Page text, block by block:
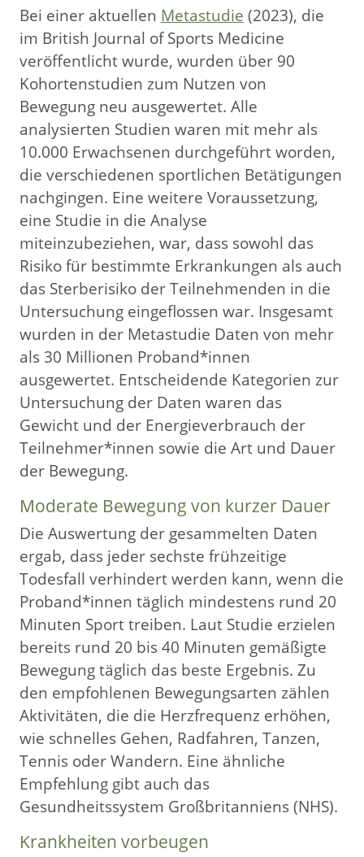
Bei einer aktuellen Metastudie (2023), die
im British Journal of Sports Medicine
veröffentlicht wurde, wurden über 90
Kohortenstudien zum Nutzen von
Bewegung neu ausgewertet. Alle
analysierten Studien waren mit mehr als
10.000 Erwachsenen durchgeführt worden,
die verschiedenen sportlichen Betätigungen
nachgingen. Eine weitere Voraussetzung,
eine Studie in die Analyse
miteinzubeziehen, war, dass sowohl das
Risiko für bestimmte Erkrankungen als auch
das Sterberisiko der Teilnehmenden in die
Untersuchung eingeflossen war. Insgesamt
wurden in der Metastudie Daten von mehr
als 30 Millionen Proband*innen
ausgewertet. Entscheidende Kategorien zur
Untersuchung der Daten waren das
Gewicht und der Energieverbrauch der
Teilnehmer*innen sowie die Art und Dauer
der Bewegung.
Moderate Bewegung von kurzer Dauer
Die Auswertung der gesammelten Daten
ergab, dass jeder sechste frühzeitige
Todesfall verhindert werden kann, wenn die
Proband*innen täglich mindestens rund 20
Minuten Sport treiben. Laut Studie erzielen
bereits rund 20 bis 40 Minuten gemäßigte
Bewegung täglich das beste Ergebnis. Zu
den empfohlenen Bewegungsarten zählen
Aktivitäten, die die Herzfrequenz erhöhen,
wie schnelles Gehen, Radfahren, Tanzen,
Tennis oder Wandern. Eine ähnliche
Empfehlung gibt auch das
Gesundheitssystem Großbritanniens (NHS).
Krankheiten vorbeugen